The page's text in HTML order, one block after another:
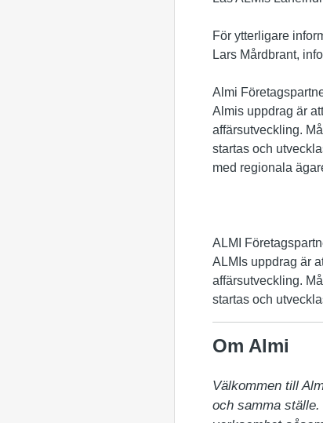
För ytterligare
Lars Mårdbrant,
Almi
Almis uppdrag är
affärsutveckling.
startas och
med regionala
ALMI
ALMIs uppdrag är
affärsutveckling.
startas och
Om Almi
Välkommen till
och samma